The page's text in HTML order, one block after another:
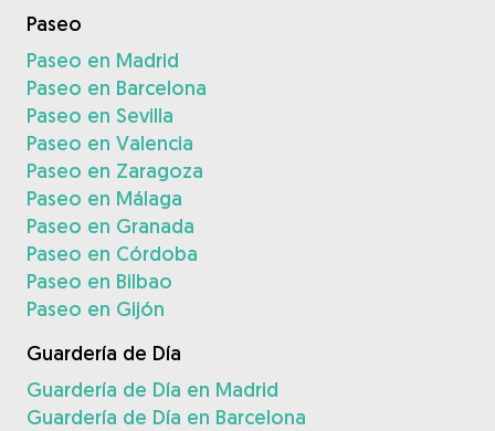
Paseo
Paseo en Madrid
Paseo en Barcelona
Paseo en Sevilla
Paseo en Valencia
Paseo en Zaragoza
Paseo en Málaga
Paseo en Granada
Paseo en Córdoba
Paseo en Bilbao
Paseo en Gijón
Guardería de Día
Guardería de Día en Madrid
Guardería de Día en Barcelona